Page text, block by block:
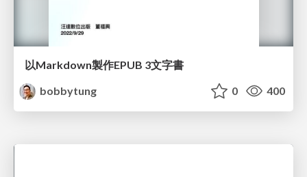
以Markdown製作EPUB 3文字書
bobbytung
0 400